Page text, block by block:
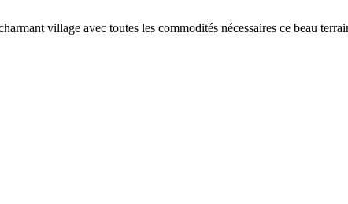
village avec toutes les commodités nécessaires ce beau